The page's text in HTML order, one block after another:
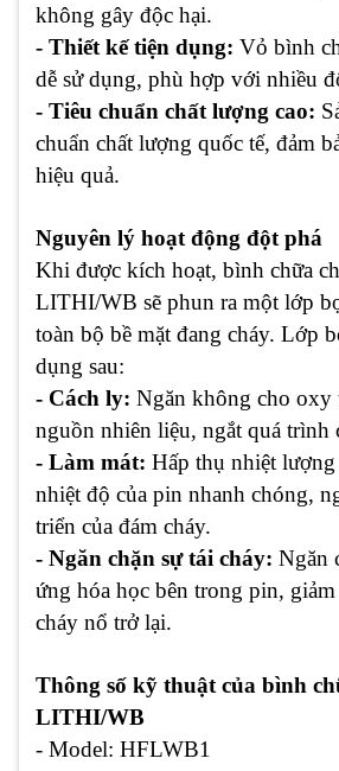
không gây độc hại.
- Thiết kế tiện dụng: Vỏ bình
dễ sử dụng, phù hợp với nhiều
- Tiêu chuẩn chất lượng cao:
chuẩn chất lượng quốc tế, đảm
hiệu quả.
Nguyên lý hoạt động đột phá
Khi được kích hoạt, bình chữa
LITHI/WB sẽ phun ra một lớp
toàn bộ bề mặt đang cháy. Lớp
dụng sau:
- Cách ly: Ngăn không cho oxy
nguồn nhiên liệu, ngắt quá trình
- Làm mát: Hấp thụ nhiệt
nhiệt độ của pin nhanh chóng,
triển của đám cháy.
- Ngăn chặn sự tái cháy: Ngăn
ứng hóa học bên trong pin,
cháy nổ trở lại.
Thông số kỹ thuật của bình
LITHI/WB
- Model: HFLWB1